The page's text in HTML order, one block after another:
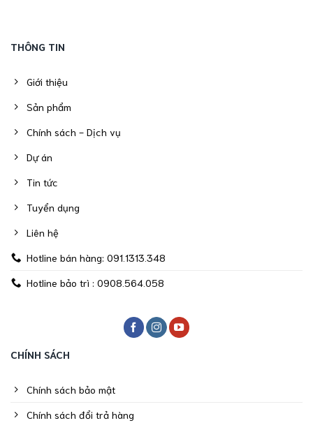
THÔNG TIN
Giới thiệu
Sản phẩm
Chính sách - Dịch vụ
Dự án
Tin tức
Tuyển dụng
Liên hệ
Hotline bán hàng: 091.1313.348
Hotline bảo trì : 0908.564.058
CHÍNH SÁCH
Chính sách bảo mật
Chính sách đổi trả hàng